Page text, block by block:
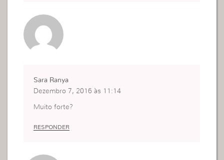
Sara Ranya
Dezembro 7, 2016 às 11:14
Muito forte?
RESPONDER